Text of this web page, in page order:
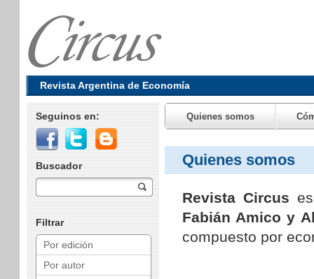
Revista Argentina de Economía
Seguinos en:
Buscador
Filtrar
Por edición
Por autor
Quienes somos
Quienes somos
Revista Circus
Fabián Amico y
compuesto por